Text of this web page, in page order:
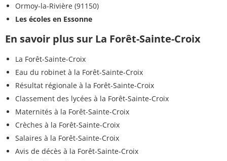
Ormoy-la-Rivière (91150)
Les écoles en Essonne
En savoir plus sur La Forêt-Sainte-Croix
La Forêt-Sainte-Croix
Eau du robinet à la Forêt-Sainte-Croix
Résultat régionale à la Forêt-Sainte-Croix
Classement des lycées à la Forêt-Sainte-Croix
Maternités à la Forêt-Sainte-Croix
Crèches à la Forêt-Sainte-Croix
Salaires à la Forêt-Sainte-Croix
Avis de décès à la Forêt-Sainte-Croix